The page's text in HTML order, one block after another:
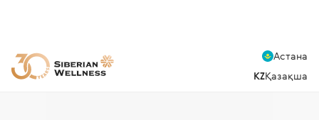
Астана
KZҚазақша